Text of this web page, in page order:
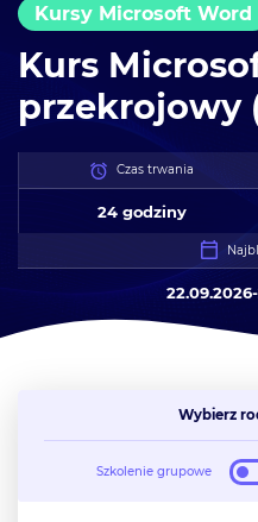
Kursy Microsoft Word
Kurs
przekrojowy
Czas trwania
24 godziny
22.09.2026-
Wybierz
Szkolenie grupowe